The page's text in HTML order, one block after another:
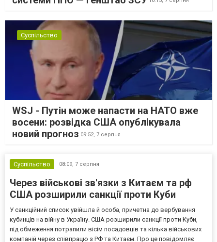
Суспільство
WSJ - Путін може напасти на НАТО вже
восени: розвідка США опублікувала
новий прогноз 09:52, 7 серпня
Суспільство 08:09, 7 серпня
Через військові зв'язки з Китаєм та рф
США розширили санкції проти Куби
У санкційний список увійшла й особа, причетна до вербування
кубинців на війну в Україну. США розширили санкції проти Куби,
під обмеження потрапили вісім посадовців та кілька військових
компаній через співпрацю з РФ та Китаєм. Про це повідомляє